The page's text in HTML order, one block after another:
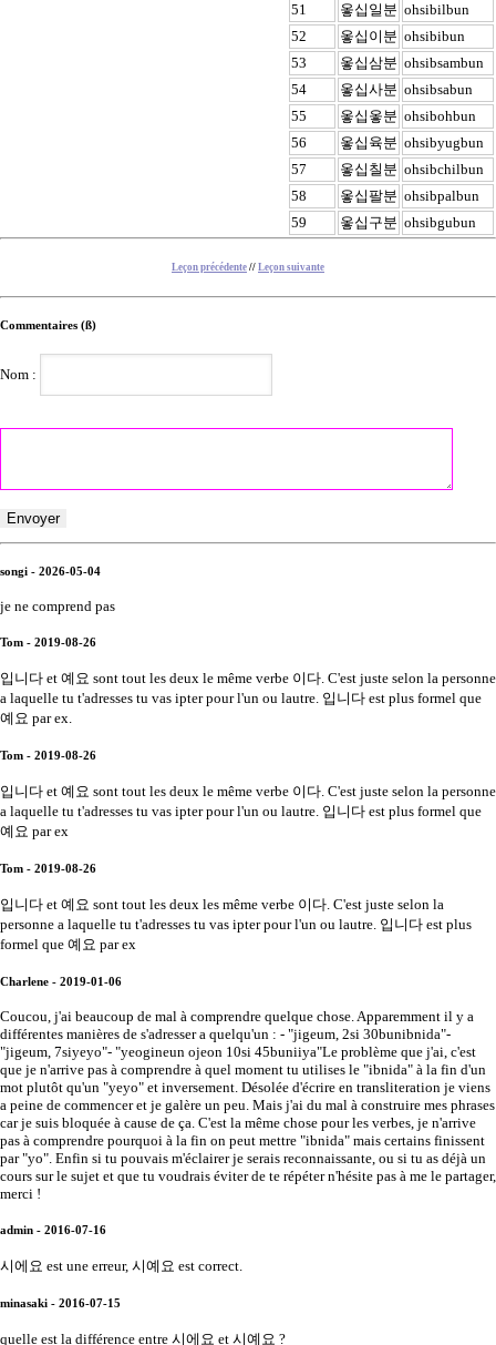
51
옿십일분 ohsibilbun
52
옿십이분 ohsibibun
53
옿십삼분 ohsibsambun
54
옿십사분 ohsibsabun
55
옿십옿분 ohsibohbun
56
옿십육분 ohsibyugbun
57
옿십칠분 ohsibchilbun
58
옿십팔분 ohsibpalbun
59
옿십구분 ohsibgubun
Leçon précédente // Leçon suivante
Commentaires (ß)
Nom :
songi - 2026-05-04
je ne comprend pas
Tom - 2019-08-26
입니다 et 예요 sont tout les deux le même verbe 이다. C'est juste selon la personne
a laquelle tu t'adresses tu vas ipter pour l'un ou lautre. 입니다 est plus formel que
예요 par ex.
Tom - 2019-08-26
입니다 et 예요 sont tout les deux le même verbe 이다. C'est juste selon la personne
a laquelle tu t'adresses tu vas ipter pour l'un ou lautre. 입니다 est plus formel que
예요 par ex
Tom - 2019-08-26
입니다 et 예요 sont tout les deux les même verbe 이다. C'est juste selon la
personne a laquelle tu t'adresses tu vas ipter pour l'un ou lautre. 입니다 est plus
formel que 예요 par ex
Charlene - 2019-01-06
Coucou, j'ai beaucoup de mal à comprendre quelque chose. Apparemment il y a
différentes manières de s'adresser a quelqu'un : - "jigeum, 2si 30bunibnida"-
"jigeum, 7siyeyo"- "yeogineun ojeon 10si 45buniiya"Le problème que j'ai, c'est
que je n'arrive pas à comprendre à quel moment tu utilises le "ibnida" à la fin d'un
mot plutôt qu'un "yeyo" et inversement. Désolée d'écrire en transliteration je viens
a peine de commencer et je galère un peu. Mais j'ai du mal à construire mes phrases
car je suis bloquée à cause de ça. C'est la même chose pour les verbes, je n'arrive
pas à comprendre pourquoi à la fin on peut mettre "ibnida" mais certains finissent
par "yo". Enfin si tu pouvais m'éclairer je serais reconnaissante, ou si tu as déjà un
cours sur le sujet et que tu voudrais éviter de te répéter n'hésite pas à me le partager,
merci !
admin - 2016-07-16
시에요 est une erreur, 시예요 est correct.
minasaki - 2016-07-15
quelle est la différence entre 시에요 et 시예요 ?